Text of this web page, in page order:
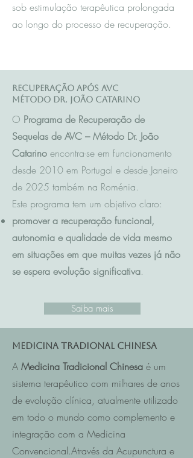
sob estimulação terapêutica prolongada
ao longo do processo de recuperação.
Recuperação após AVC
Método Dr. João Catarino
O Programa de Recuperação de
Sequelas de AVC – Método Dr. João
Catarino encontra-se em funcionamento
desde 2010 em Portugal e desde Janeiro
de 2025 também na Roménia.
Este programa tem um objetivo claro:
promover a recuperação funcional,
autonomia e qualidade de vida mesmo
em situações em que muitas vezes já não
se espera evolução significativa.
Saiba mais
Medicina Tradional Chinesa
A Medicina Tradicional Chinesa é um
sistema terapêutico com milhares de anos
de evolução clínica, atualmente utilizado
em todo o mundo como complemento e
integração com a Medicina
Convencional.Através da Acupunctura e